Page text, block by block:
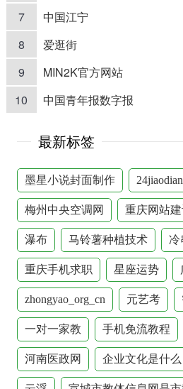
7
中国江宁
8
爱逛街
9
MIN2K官方网站
10
中国青年报数字报
最新标签
墨星小说封面制作
梅州中央空调网 重庆网站
瀑布 马铃薯种植技术 冷
重庆手机求职 星座运势
zhongyao_org_cn 元艺考
一对一家教 手机免流教程
河南医政网 企业文化是什么